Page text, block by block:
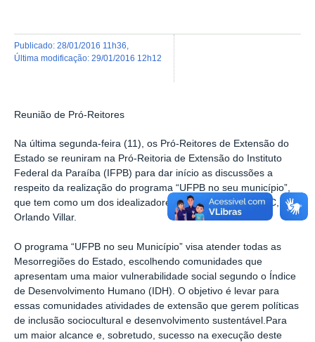
publicado: 28/01/2016 11h36
última modificação: 29/01/2016 12h12
Reunião de Pró-Reitores
Na última segunda-feira (11), os Pró-Reitores de Extensão do
Estado se reuniram na Pró-Reitoria de Extensão do Instituto
Federal da Paraíba (IFPB) para dar início as discussões a
respeito da realização do programa “UFPB no seu município”,
que tem como um dos idealizadores o Pró-Reitor da PRAC,
Orlando Villar.
O programa “UFPB no seu Município” visa atender todas as
Mesorregiões do Estado, escolhendo comunidades que
apresentam uma maior vulnerabilidade social segundo o Índice
de Desenvolvimento Humano (IDH). O objetivo é levar para
essas comunidades atividades de extensão que gerem políticas
de inclusão sociocultural e desenvolvimento sustentável.Para
um maior alcance e, sobretudo, sucesso na execução deste